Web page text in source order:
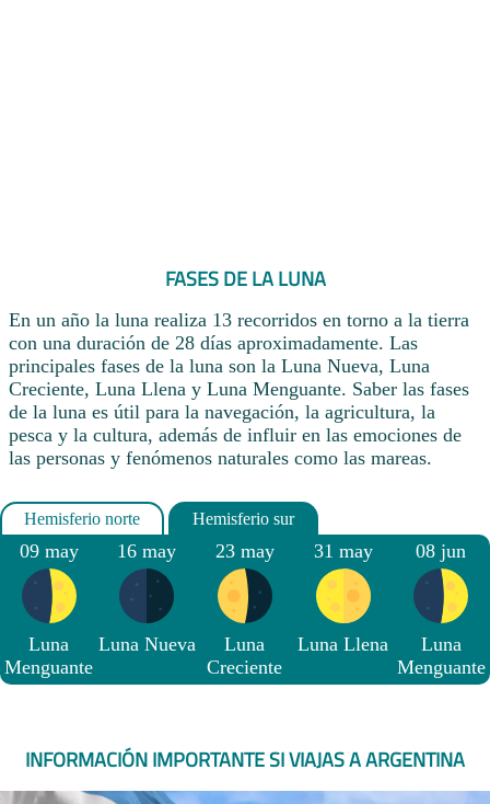
FASES DE LA LUNA
En un año la luna realiza 13 recorridos en torno a la tierra
con una duración de 28 días aproximadamente. Las
principales fases de la luna son la Luna Nueva, Luna
Creciente, Luna Llena y Luna Menguante. Saber las fases
de la luna es útil para la navegación, la agricultura, la
pesca y la cultura, además de influir en las emociones de
las personas y fenómenos naturales como las mareas.
09 may
Luna
Menguante
16 may
Luna Nueva
23 may
Luna
Creciente
31 may
Luna Llena
08 jun
Luna
Menguante
INFORMACIÓN IMPORTANTE SI VIAJAS A ARGENTINA